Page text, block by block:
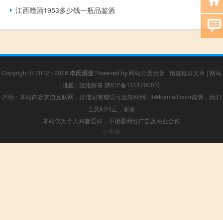
江西赣酒1953多少钱一瓶品鉴酒
Copyright © 2012 - 2026 李氏酒业 Powered by 网站分类目录 | 精选推荐文章 | 网站
地图 | 疑难解答 陕ICP备11012000号
声明：本站内容来自互联网，如信息有错误可发邮件到f_fb#foxmail.com说明，我们
会及时纠正，谢谢
本站仅为个人兴趣爱好，不接盈利性广告及商业合作
小男孩